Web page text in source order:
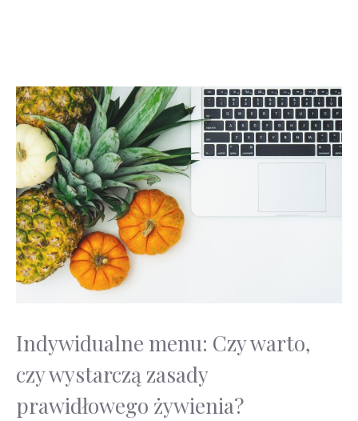
Indywidualne menu: Czy warto,
czy wystarczą zasady
prawidłowego żywienia?